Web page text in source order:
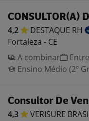
CONSULTOR(A)
4,2 DESTAQUE RH
Fortaleza - CE
A combinar
Ensino Médio (2º
Consultor De
4,3 VERISURE